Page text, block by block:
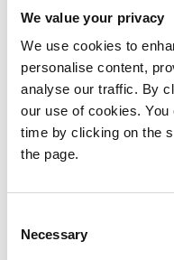
We value your privacy
We use cookies to
personalise content,
analyse our traffic. By
our use of cookies.
time by clicking on the
the page.
Selection
Necessary
Kleidern, die sie am Leib
Sie floh aus einer der
gefährlichsten
18. Mai 2020
Granaten getroffen
Bosaso, wo sie sich nun